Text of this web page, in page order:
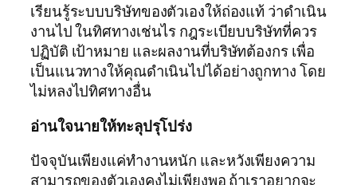
เรียนรู้ระบบบริษัทของตัวเองให้ถ่องแท้ ว่าดำเนิน
งานไป ในทิศทางเช่นไร กฎระเบียบบริษัทที่ควร
ปฏิบัติ เป้าหมาย และผลงานที่บริษัทต้องกร เพื่อ
เป็นแนวทางให้คุณดำเนินไปได้อย่างถูกทาง โดย
ไม่หลงไปทิศทางอื่น
อ่านใจนายให้ทะลุปรุโปร่ง
ปัจจุบันเพียงแค่ทำงานหนัก และหวังเพียงความ
สามารถของตัวเองคงไม่เพียงพอ ถ้าเราอยากจะ